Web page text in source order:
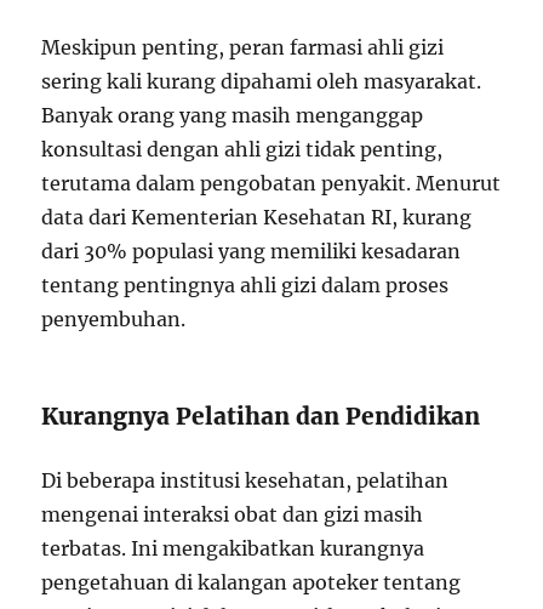
Meskipun penting, peran farmasi ahli gizi
sering kali kurang dipahami oleh masyarakat.
Banyak orang yang masih menganggap
konsultasi dengan ahli gizi tidak penting,
terutama dalam pengobatan penyakit. Menurut
data dari Kementerian Kesehatan RI, kurang
dari 30% populasi yang memiliki kesadaran
tentang pentingnya ahli gizi dalam proses
penyembuhan.
Kurangnya Pelatihan dan Pendidikan
Di beberapa institusi kesehatan, pelatihan
mengenai interaksi obat dan gizi masih
terbatas. Ini mengakibatkan kurangnya
pengetahuan di kalangan apoteker tentang